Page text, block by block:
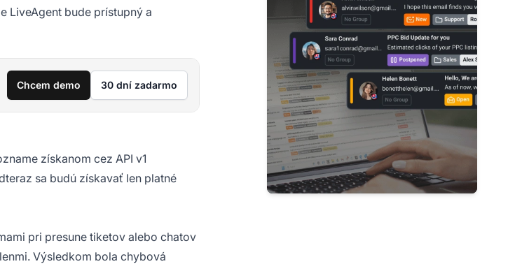
LiveAgent bude prístupný a
Chcem demo 30 dní zadarmo
získanom cez API v1
sa budú získavať len platné
pri presune tiketov alebo chatov
Výsledkom bola chybová